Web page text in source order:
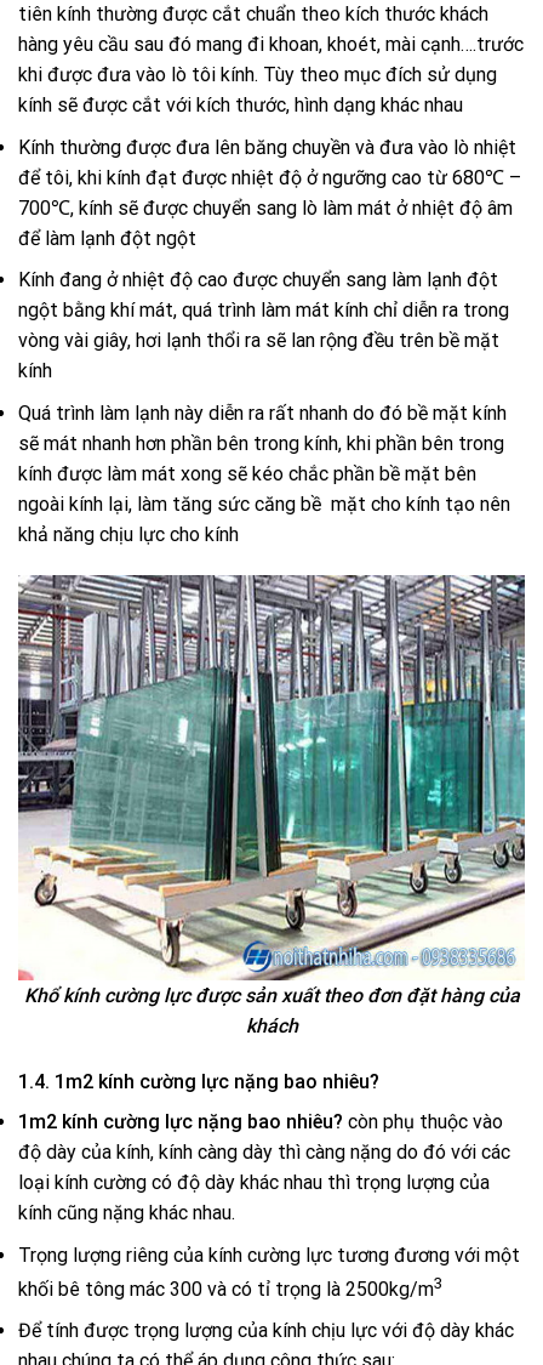
tiên kính thường được cắt chuẩn theo kích thước khách
hàng yêu cầu sau đó mang đi khoan, khoét, mài cạnh….trước
khi được đưa vào lò tôi kính. Tùy theo mục đích sử dụng
kính sẽ được cắt với kích thước, hình dạng khác nhau
Kính thường được đưa lên băng chuyền và đưa vào lò nhiệt
để tôi, khi kính đạt được nhiệt độ ở ngưỡng cao từ 680℃ –
700℃, kính sẽ được chuyển sang lò làm mát ở nhiệt độ âm
để làm lạnh đột ngột
Kính đang ở nhiệt độ cao được chuyển sang làm lạnh đột
ngột bằng khí mát, quá trình làm mát kính chỉ diễn ra trong
vòng vài giây, hơi lạnh thổi ra sẽ lan rộng đều trên bề mặt
kính
Quá trình làm lạnh này diễn ra rất nhanh do đó bề mặt kính
sẽ mát nhanh hơn phần bên trong kính, khi phần bên trong
kính được làm mát xong sẽ kéo chắc phần bề mặt bên
ngoài kính lại, làm tăng sức căng bề mặt cho kính tạo nên
khả năng chịu lực cho kính
Khổ kính cường lực được sản xuất theo đơn đặt hàng của
khách
1.4. 1m2 kính cường lực nặng bao nhiêu?
1m2 kính cường lực nặng bao nhiêu? còn phụ thuộc vào
độ dày của kính, kính càng dày thì càng nặng do đó với các
loại kính cường có độ dày khác nhau thì trọng lượng của
kính cũng nặng khác nhau.
Trọng lượng riêng của kính cường lực tương đương với một
khối bê tông mác 300 và có tỉ trọng là 2500kg/m­­3
Để tính được trọng lượng của kính chịu lực với độ dày khác